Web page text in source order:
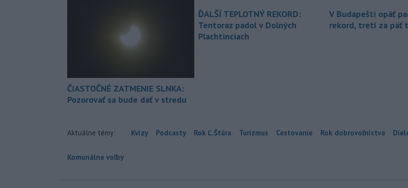
ČIASTOČNÉ ZATMENIE SLNKA:
Pozorovať sa bude dať v stredu
ĎALŠÍ TEPLOTNÝ REKORD:
Tentoraz padol v Dolných
Plachtinciach
V Budapešti opäť
rekord, tretí za päť
Aktuálne témy: Kvízy Podcasty Rok Ľ.Štúra Turizmus Cestovanie Rok dobrovoľníctva
Komunálne voľby